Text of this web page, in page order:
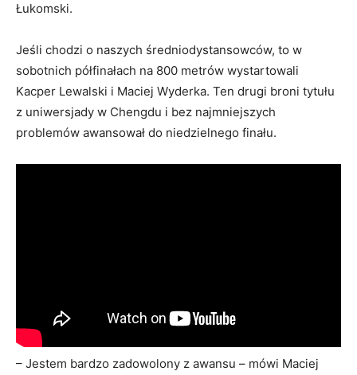
Łukomski.
Jeśli chodzi o naszych średniodystansowców, to w
sobotnich półfinałach na 800 metrów wystartowali
Kacper Lewalski i Maciej Wyderka. Ten drugi broni tytułu
z uniwersjady w Chengdu i bez najmniejszych
problemów awansował do niedzielnego finału.
– Jestem bardzo zadowolony z awansu – mówi Maciej